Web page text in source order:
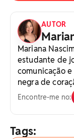
AUTOR
Mariana
estudante de
comunicação
negra de
Encontre-me no:
Tags: